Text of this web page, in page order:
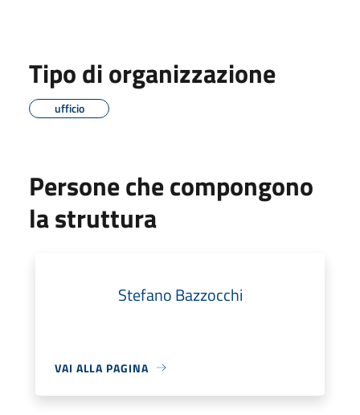
Tipo di organizzazione
ufficio
Persone che compongono
la struttura
Stefano Bazzocchi
VAI ALLA PAGINA